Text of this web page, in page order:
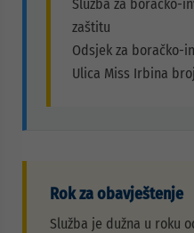
Služba za boračko-
zaštitu
Odsjek za boračko-
Ulica Miss Irbina
Rok za obavještenje
Služba je dužna u roku